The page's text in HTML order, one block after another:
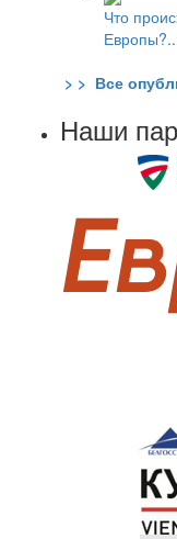
Что
> > Все
Наши